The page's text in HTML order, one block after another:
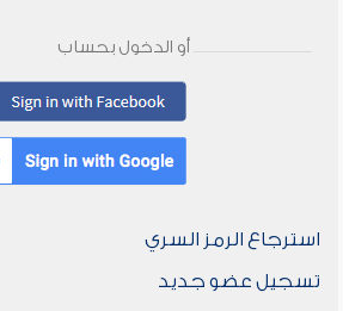
أو الدخول بحساب
استرجاع الرمز السري
تسجيل عضو جديد